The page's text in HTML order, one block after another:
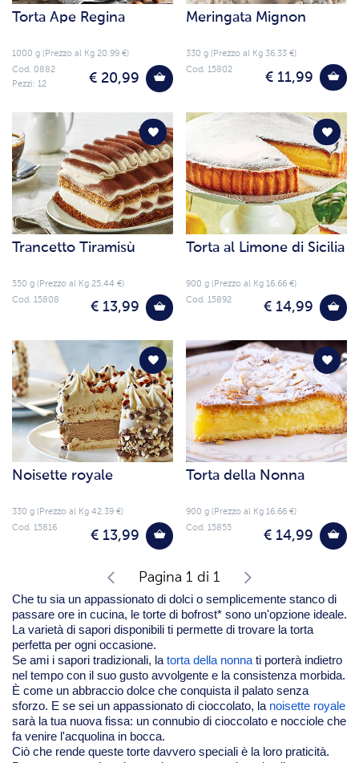
Torta Ape Regina
1000 g (Prezzo al Kg 20.99 €)
€ 20,99
Cod. 0882
Pezzi: 12
Meringata Mignon
330 g (Prezzo al Kg 36.33 €)
€ 11,99
Cod. 15802
Trancetto Tiramisù
550 g (Prezzo al Kg 25.44 €)
€ 13,99
Cod. 15808
Torta al Limone di Sicilia
900 g (Prezzo al Kg 16.66 €)
€ 14,99
Cod. 15892
Noisette royale
330 g (Prezzo al Kg 42.39 €)
€ 13,99
Cod. 15816
Torta della Nonna
900 g (Prezzo al Kg 16.66 €)
€ 14,99
Cod. 15855
Pagina 1 di 1
Che tu sia un appassionato di dolci o semplicemente stanco di
passare ore in cucina, le torte di bofrost* sono un'opzione ideale.
La varietà di sapori disponibili ti permette di trovare la torta
perfetta per ogni occasione.
Se ami i sapori tradizionali, la torta della nonna ti porterà indietro
nel tempo con il suo gusto avvolgente e la consistenza morbida.
È come un abbraccio dolce che conquista il palato senza
sforzo. E se sei un appassionato di cioccolato, la noisette royale
sarà la tua nuova fissa: un connubio di cioccolato e nocciole che
fa venire l'acquolina in bocca.
Ciò che rende queste torte davvero speciali è la loro praticità.